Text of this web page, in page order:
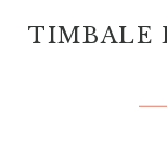
TIMBALE